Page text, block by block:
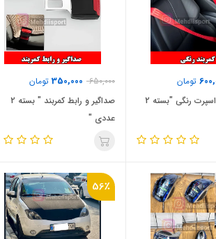
تومان
کمربند ایمنی اسپرت رنگی "بسته 2
650,000
350,000 تومان
صداگیر و رابط کمربند " بسته 2
عددی "
56٪